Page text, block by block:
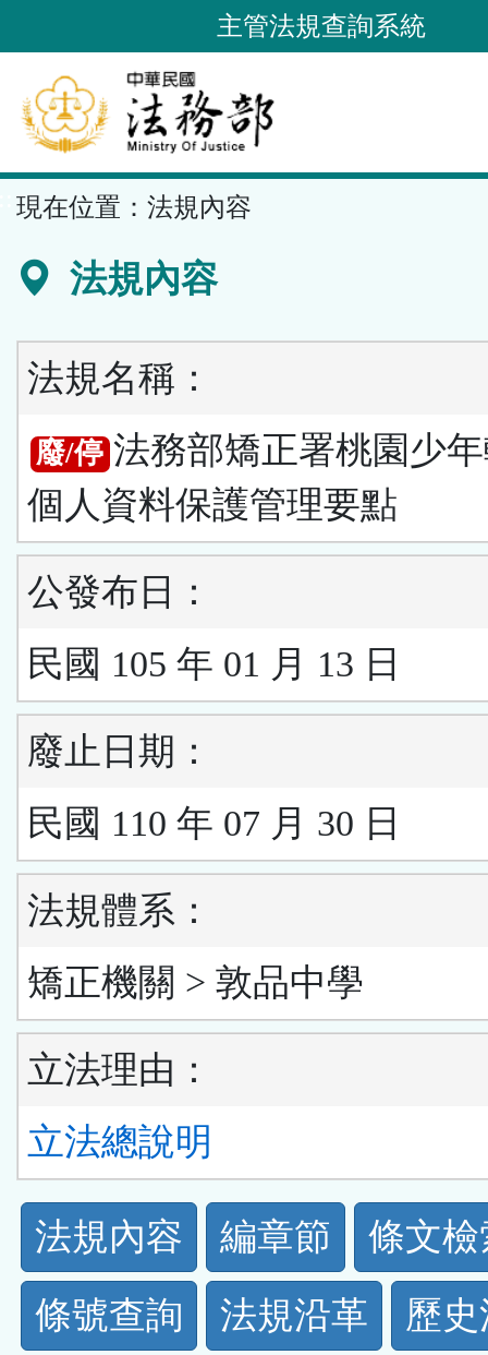
到
要
內
容
區
主管法規查詢系統
現在位置： 法規內容
法規內容
法規名稱：
廢/停 法務部矯正署桃園少
個人資料保護管理要點
公發布日：
民國 105 年 01 月 13 日
廢止日期：
民國 110 年 07 月 30 日
法規體系：
矯正機關 > 敦品中學
立法理由：
立法總說明
法
規
功
法規內容 編章節
條文檢
條號查詢
法規沿革 歷